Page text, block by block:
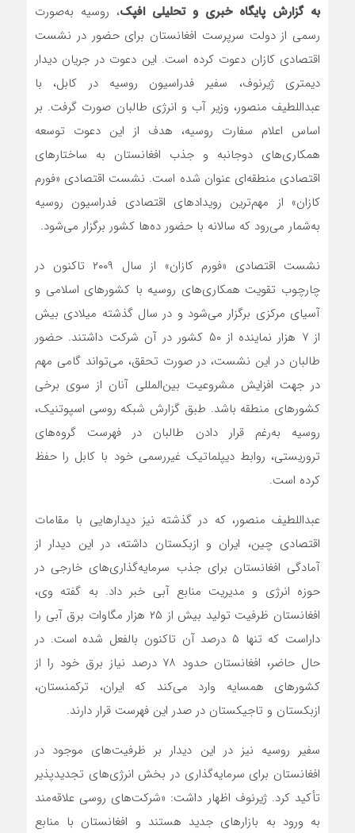
به گزارش پایگاه خبری و تحلیلی افپک، روسیه به‌صورت
رسمی از دولت سرپرست افغانستان برای حضور در نشست
اقتصادی کازان دعوت کرده است. این دعوت در جریان دیدار
دیمتری ژیرنوف، سفیر فدراسیون روسیه در کابل، با
عبداللطیف منصور، وزیر آب و انرژی طالبان صورت گرفت. بر
اساس اعلام سفارت روسیه، هدف از این دعوت توسعه
همکاری‌های دوجانبه و جذب افغانستان به ساختارهای
اقتصادی منطقه‌ای عنوان شده است. نشست اقتصادی «فورم
کازان» از مهم‌ترین رویدادهای اقتصادی فدراسیون روسیه
به‌شمار می‌رود که سالانه با حضور ده‌ها کشور برگزار می‌شود.
نشست اقتصادی «فورم کازان» از سال ۲۰۰۹ تاکنون در
چارچوب تقویت همکاری‌های روسیه با کشورهای اسلامی و
آسیای مرکزی برگزار می‌شود و در سال گذشته میلادی بیش
از ۷ هزار نماینده از ۵۰ کشور در آن شرکت داشتند. حضور
طالبان در این نشست، در صورت تحقق، می‌تواند گامی مهم
در جهت افزایش مشروعیت بین‌المللی آنان از سوی برخی
کشورهای منطقه باشد. طبق گزارش شبکه روسی اسپوتنیک،
روسیه به‌رغم قرار دادن طالبان در فهرست گروه‌های
تروریستی، روابط دیپلماتیک غیررسمی خود با کابل را حفظ
کرده است.
عبداللطیف منصور، که در گذشته نیز دیدارهایی با مقامات
اقتصادی چین، ایران و ازبکستان داشته، در این دیدار از
آمادگی افغانستان برای جذب سرمایه‌گذاری‌های خارجی در
حوزه انرژی و مدیریت منابع آبی خبر داد. به گفته وی،
افغانستان ظرفیت تولید بیش از ۲۵ هزار مگاوات برق آبی را
داراست که تنها ۵ درصد آن تاکنون بالفعل شده است. در
حال حاضر، افغانستان حدود ۷۸ درصد نیاز برق خود را از
کشورهای همسایه وارد می‌کند که ایران، ترکمنستان،
ازبکستان و تاجیکستان در صدر این فهرست قرار دارند.
سفیر روسیه نیز در این دیدار بر ظرفیت‌های موجود در
افغانستان برای سرمایه‌گذاری در بخش انرژی‌های تجدیدپذیر
تأکید کرد. ژیرنوف اظهار داشت: «شرکت‌های روسی علاقه‌مند
به ورود به بازارهای جدید هستند و افغانستان با منابع